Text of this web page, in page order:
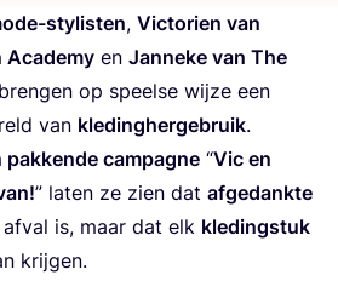
sty­lis­ten, Vic­to­rien van
Aca­de­my en Jan­ne­ke van The
op speel­se wij­ze een
van kle­ding­her­ge­bruik.
pak­ken­de cam­pag­ne “Vic en
” laten ze zien dat afge­dank­te
is, maar dat elk kle­ding­stuk
krijgen.